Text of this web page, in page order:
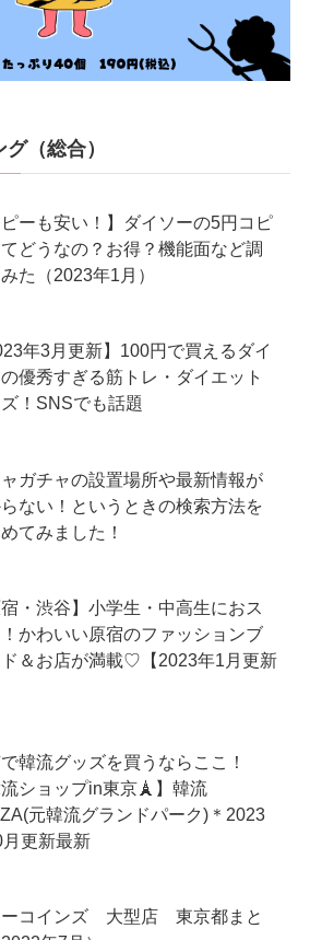
（総合）
ピーも安い！】ダイソーの5円コピ
どうなの？お得？機能面など調
た（2023年1月）
年3月更新】100円で買えるダイ
優秀すぎる筋トレ・ダイエット
！SNSでも話題
ガチャの設置場所や最新情報が
ない！というときの検索方法を
てみました！
宿・渋谷】小学生・中高生におス
かわいい原宿のファッションブ
＆お店が満載♡【2023年1月更新
韓流グッズを買うならここ！
流ショップin東京🗼】韓流
元韓流グランドパーク)＊2023
更新最新
ーコインズ 大型店 東京都まと